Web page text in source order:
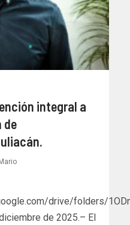
integral a
de
drive/folders/
de 2025.– El